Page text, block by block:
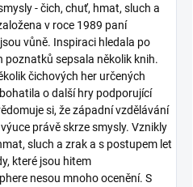
- čich, chuť, hmat, sluch a
v roce 1989 paní
vůně. Inspiraci hledala po
poznatků sepsala několik knih.
čichových her určených
o další hry podporující
si, že západní vzdělávání
právě skrze smysly. Vznikly
sluch a zrak a s postupem let
které jsou hitem
nesou mnoho ocenění. S